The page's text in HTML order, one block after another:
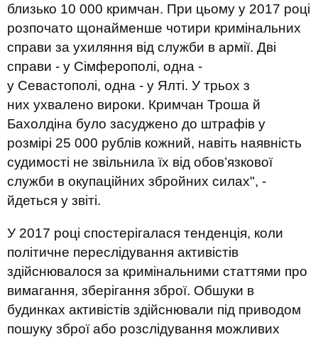
близько 10 000 кримчан. При цьому у 2017 році
розпочато щонайменше чотири кримінальних
справи за ухиляння від служби в армії. Дві
справи - у Сімферополі, одна -
у Севастополі, одна - у Ялті. У трьох з
них ухвалено вироки. Кримчан Троша й
Бахолдіна було засуджено до штрафів у
розмірі 25 000 рублів кожний, навіть наявність
судимості не звільнила їх від обов’язкової
служби в окупаційних збройних силах", -
йдеться у звіті.
У 2017 році спостерігалася тенденція, коли
політичне переслідування активістів
здійснювалося за кримінальними статтями про
вимагання, зберігання зброї. Обшуки в
будинках активістів здійснювали під приводом
пошуку зброї або розслідування можливих